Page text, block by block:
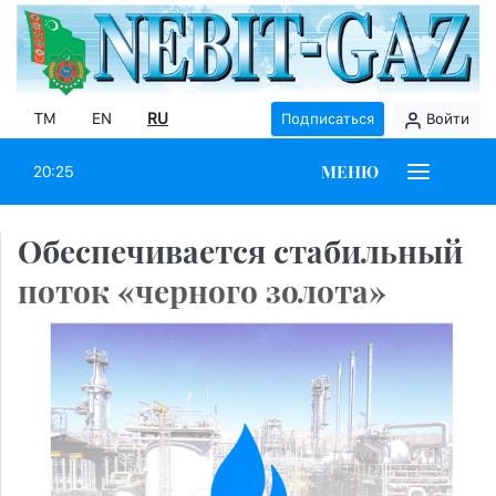
TM EN RU Подписаться Войти
20:25 МЕНЮ
Обеспечивается стабильный
поток «черного золота»